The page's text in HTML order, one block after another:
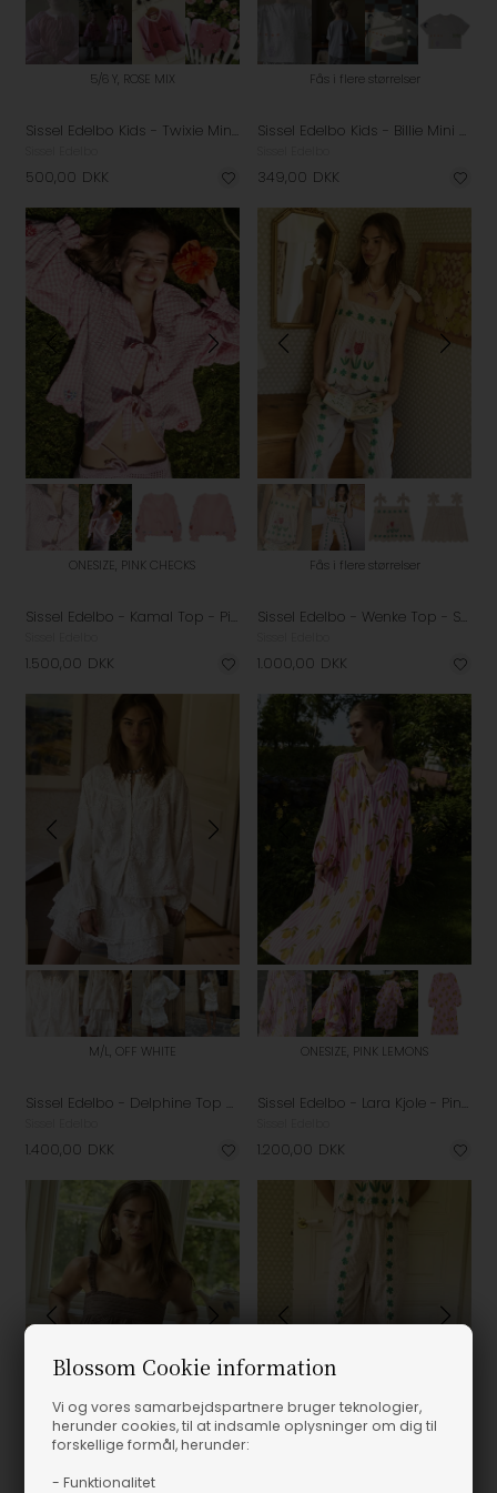
Blossom Cookie information
Vi og vores samarbejdspartnere bruger teknologier,
herunder cookies, til at indsamle oplysninger om dig til
forskellige formål, herunder:
- Funktionalitet
5/6 Y, ROSE MIX
Sissel Edelbo Kids - Twixie Mini Top - Rose Mix
500,00 DKK
Fås i flere størrelser
Sissel Edelbo Kids - Billie Mini T-shirt - Grey Melange
349,00 DKK
ONESIZE, PINK CHECKS
Sissel Edelbo - Kamal Top - Pink Checks
1.500,00 DKK
Fås i flere størrelser
Sissel Edelbo - Wenke Top - Sand Stripes
1.000,00 DKK
M/L, OFF WHITE
Sissel Edelbo - Delphine Top - Off White
1.400,00 DKK
ONESIZE, PINK LEMONS
Sissel Edelbo - Lara Kjole - Pink Lemons
1.200,00 DKK